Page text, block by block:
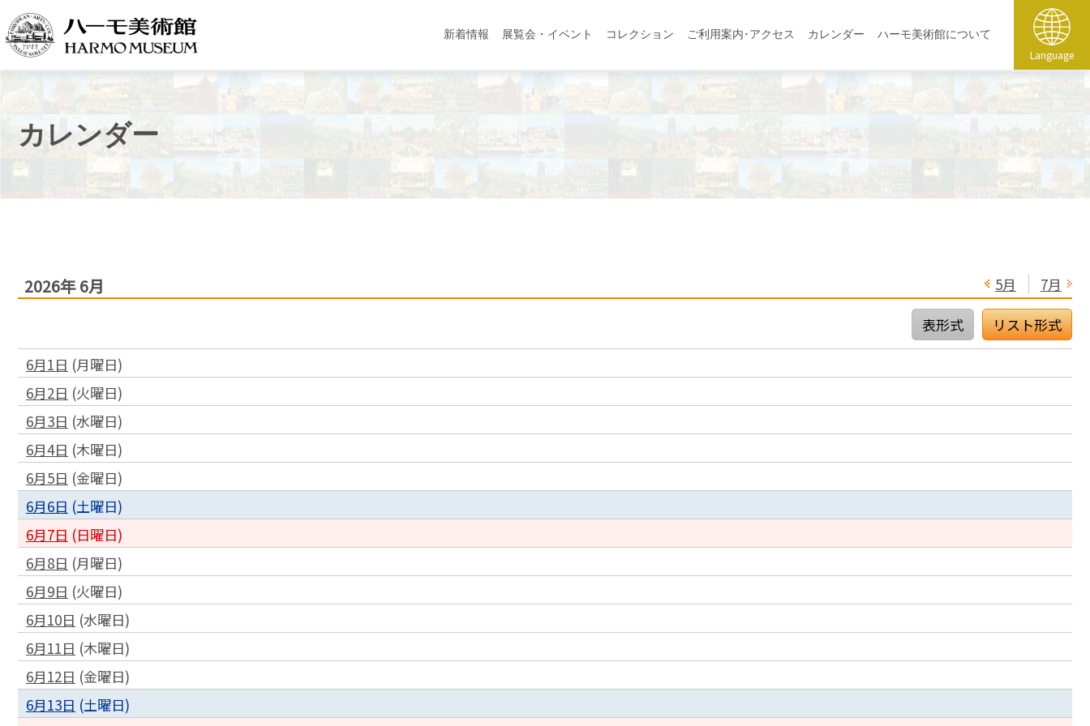
新着情報 展覧会・イベント コレクション ご利用案内･アクセス カレンダー ハーモ美術館について
Language
カレンダー
2026年6月
リスト形式
表形式
5月 7月
6月1日 (月曜日)
6月2日 (火曜日)
6月3日 (水曜日)
6月4日 (木曜日)
6月5日 (金曜日)
6月6日 (土曜日)
6月7日 (日曜日)
6月8日 (月曜日)
6月9日 (火曜日)
6月10日 (水曜日)
6月11日 (木曜日)
6月12日 (金曜日)
6月13日 (土曜日)